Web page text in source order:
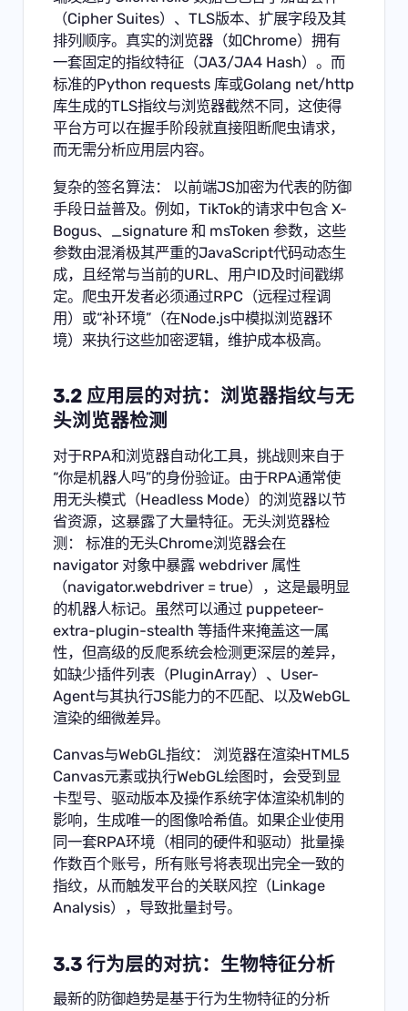
（Cipher Suites）、TLS版本、扩展字段及其
排列顺序。真实的浏览器（如Chrome）拥有
一套固定的指纹特征（JA3/JA4 Hash）。而
标准的Python requests 库或Golang net/http
库生成的TLS指纹与浏览器截然不同，这使得
平台方可以在握手阶段就直接阻断爬虫请求，
而无需分析应用层内容。
复杂的签名算法： 以前端JS加密为代表的防御
手段日益普及。例如，TikTok的请求中包含 X-
Bogus、_signature 和 msToken 参数，这些
参数由混淆极其严重的JavaScript代码动态生
成，且经常与当前的URL、用户ID及时间戳绑
定。爬虫开发者必须通过RPC（远程过程调
用）或“补环境”（在Node.js中模拟浏览器环
境）来执行这些加密逻辑，维护成本极高。
3.2 应用层的对抗：浏览器指纹与无
头浏览器检测
对于RPA和浏览器自动化工具，挑战则来自于
“你是机器人吗”的身份验证。由于RPA通常使
用无头模式（Headless Mode）的浏览器以节
省资源，这暴露了大量特征。无头浏览器检
测： 标准的无头Chrome浏览器会在
navigator 对象中暴露 webdriver 属性
（navigator.webdriver = true），这是最明显
的机器人标记。虽然可以通过 puppeteer-
extra-plugin-stealth 等插件来掩盖这一属
性，但高级的反爬系统会检测更深层的差异，
如缺少插件列表（PluginArray）、User-
Agent与其执行JS能力的不匹配、以及WebGL
渲染的细微差异。
Canvas与WebGL指纹： 浏览器在渲染HTML5
Canvas元素或执行WebGL绘图时，会受到显
卡型号、驱动版本及操作系统字体渲染机制的
影响，生成唯一的图像哈希值。如果企业使用
同一套RPA环境（相同的硬件和驱动）批量操
作数百个账号，所有账号将表现出完全一致的
指纹，从而触发平台的关联风控（Linkage
Analysis），导致批量封号。
3.3 行为层的对抗：生物特征分析
最新的防御趋势是基于行为生物特征的分析